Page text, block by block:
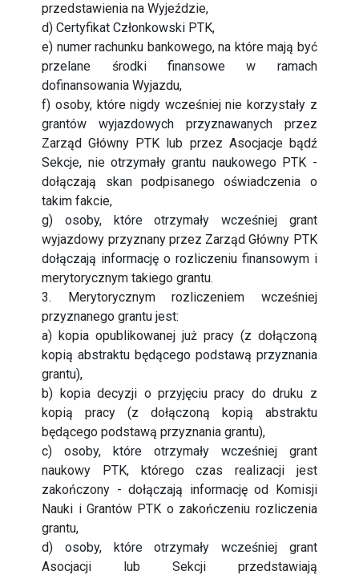
przedstawienia na Wyjeździe,
d) Certyfikat Członkowski PTK,
e) numer rachunku bankowego, na które mają być
przelane środki finansowe w ramach
dofinansowania Wyjazdu,
f) osoby, które nigdy wcześniej nie korzystały z
grantów wyjazdowych przyznawanych przez
Zarząd Główny PTK lub przez Asocjacje bądź
Sekcje, nie otrzymały grantu naukowego PTK -
dołączają skan podpisanego oświadczenia o
takim fakcie,
g) osoby, które otrzymały wcześniej grant
wyjazdowy przyznany przez Zarząd Główny PTK
dołączają informację o rozliczeniu finansowym i
merytorycznym takiego grantu.
3. Merytorycznym rozliczeniem wcześniej
przyznanego grantu jest:
a) kopia opublikowanej już pracy (z dołączoną
kopią abstraktu będącego podstawą przyznania
grantu),
b) kopia decyzji o przyjęciu pracy do druku z
kopią pracy (z dołączoną kopią abstraktu
będącego podstawą przyznania grantu),
c) osoby, które otrzymały wcześniej grant
naukowy PTK, którego czas realizacji jest
zakończony - dołączają informację od Komisji
Nauki i Grantów PTK o zakończeniu rozliczenia
grantu,
d) osoby, które otrzymały wcześniej grant
Asocjacji lub Sekcji przedstawiają